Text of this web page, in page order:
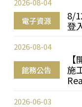
電子資源
8/
登
2026-08-04
館務公告
施
2026-08-04
2026-06-03